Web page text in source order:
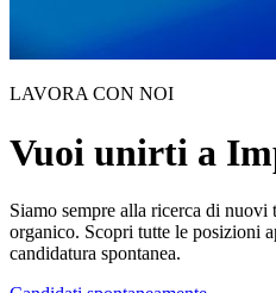
LAVORA CON NOI
Vuoi unirti a
Siamo sempre alla ricerca di nuovi
organico. Scopri tutte le posizioni
candidatura spontanea.